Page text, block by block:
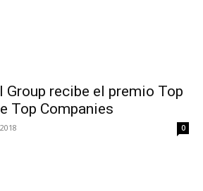
Group recibe el premio Top
Top Companies
0